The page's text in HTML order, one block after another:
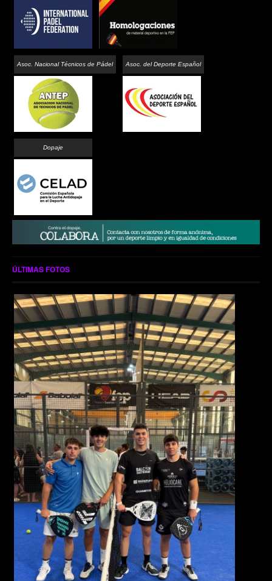
Asoc. Nacional Técnicos de Pádel Asoc. del Deporte Español
Dopaje
ÚLTIMAS FOTOS